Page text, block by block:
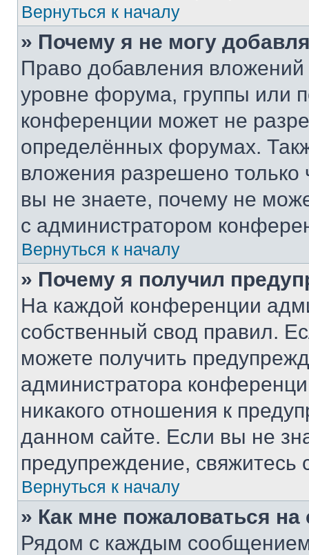
Вернуться к началу
» Почему я не могу
Право добавления
уровне форума, группы или
конференции может не
определённых форумах.
вложения разрешено
вы не знаете, почему не
с администратором
Вернуться к началу
» Почему я получил
На каждой конференции
собственный свод правил.
можете получить
администратора
никакого отношения к
данном сайте. Если вы не
предупреждение,
Вернуться к началу
» Как мне пожаловаться
Рядом с каждым сообщением